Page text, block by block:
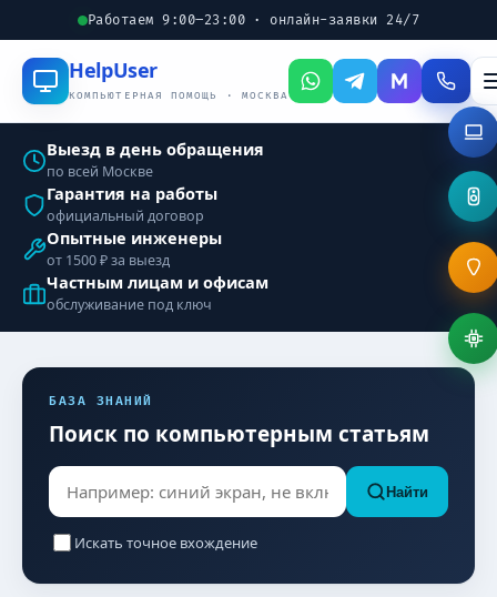
Работаем 9:00–23:00 · онлайн-заявки 24/7
HelpUser
КОМПЬЮТЕРНАЯ ПОМОЩЬ · МОСКВА
Выезд в день обращения
по всей Москве
Гарантия на работы
официальный договор
Опытные инженеры
от 1500 ₽ за выезд
Частным лицам и офисам
обслуживание под ключ
БАЗА ЗНАНИЙ
Поиск по компьютерным статьям
Найти
Искать точное вхождение